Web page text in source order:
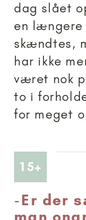
dag slået
en længere
skændtes,
har ikke
været nok
to i
for meget
15+
-Er der